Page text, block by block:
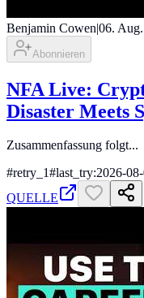
Benjamin Cowen|06. Aug.
Abonnieren
NFA Live:
Disaster Meets
Zusammenfassung folgt...
#retry_1#last_try:2026-
QUELLE